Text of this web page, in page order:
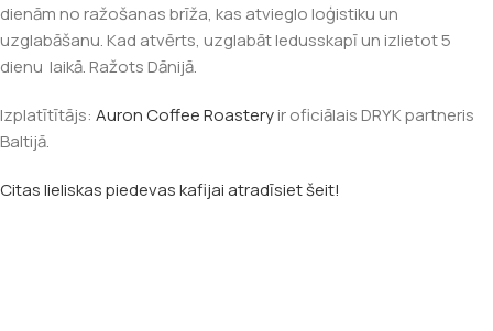
dienām no ražošanas brīža, kas atvieglo loģistiku un
uzglabāšanu. Kad atvērts, uzglabāt ledusskapī un izlietot 5
dienu laikā. Ražots Dānijā.
Izplatītītājs: Auron Coffee Roasteryir oficiālais DRYK partneris
Baltijā.
Citas lieliskas piedevas kafijai atradīsiet šeit!